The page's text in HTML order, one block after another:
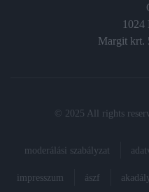
1024
Margit krt.
© 2025 All rights
moderálási szabályzat
impresszum ászf